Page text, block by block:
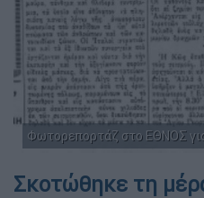
Φωτορεπορτάζ στο ΕΘΝΟΣ
Σκοτώθηκε τη